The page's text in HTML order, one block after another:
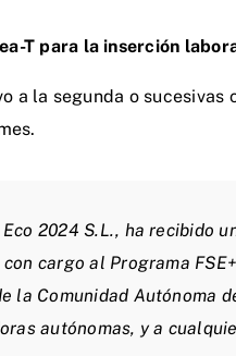
T para la inserción
a la segunda o
2024 S.L., ha recibido
con cargo al Programa
la Comunidad Autónoma
autónomas, y a